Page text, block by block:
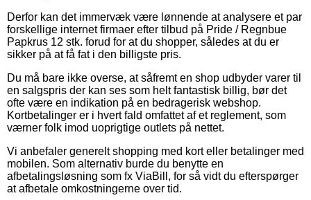
Derfor kan det immervæk være lønnende at analysere et par
forskellige internet firmaer efter tilbud på Pride / Regnbue
Papkrus 12 stk. forud for at du shopper, således at du er
sikker på at få fat i den billigste pris.
Du må bare ikke overse, at såfremt en shop udbyder varer til
en salgspris der kan ses som helt fantastisk billig, bør det
ofte være en indikation på en bedragerisk webshop.
Kortbetalinger er i hvert fald omfattet af et reglement, som
værner folk imod uoprigtige outlets på nettet.
Vi anbefaler generelt shopping med kort eller betalinger med
mobilen. Som alternativ burde du benytte en
afbetalingsløsning som fx ViaBill, for så vidt du efterspørger
at afbetale omkostningerne over tid.